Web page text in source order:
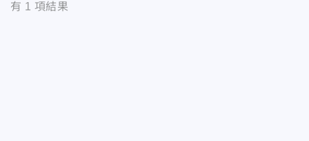
有 1 項結果